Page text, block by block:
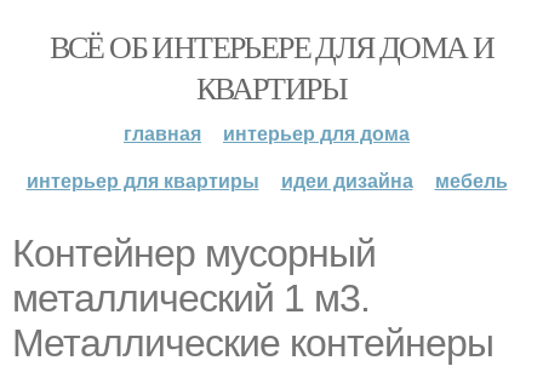
ВСЁ ОБ ИНТЕРЬЕРЕ ДЛЯ ДОМА И
КВАРТИРЫ
главная
интерьер для дома
интерьер для квартиры
идеи дизайна мебель
Контейнер мусорный
металлический 1 м3.
Металлические контейнеры